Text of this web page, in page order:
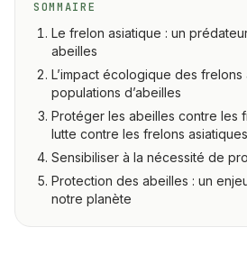
Conseillers lun-ven 8h-18h
SOMMAIRE
Le frelon asiatique : un
abeilles
L’impact écologique des frelons
populations d’abeilles
Protéger les abeilles contre les
lutte contre les frelons asiatiques
Sensibiliser à la nécessité de
Protection des abeilles : un
notre planète